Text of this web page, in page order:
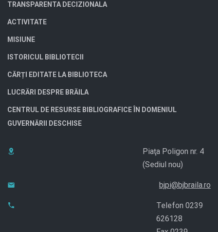
TRANSPARENTA DECIZIONALA
ACTIVITATE
MISIUNE
ISTORICUL BIBLIOTECII
CĂRȚI EDITATE LA BIBLIOTECA
LUCRĂRI DESPRE BRĂILA
CENTRUL DE RESURSE BIBLIOGRAFICE ÎN DOMENIUL
GUVERNĂRII DESCHISE
Piaţa Poligon nr. 4
(Sediul nou)
bjpi@bjbraila.ro
Telefon 0239
626128